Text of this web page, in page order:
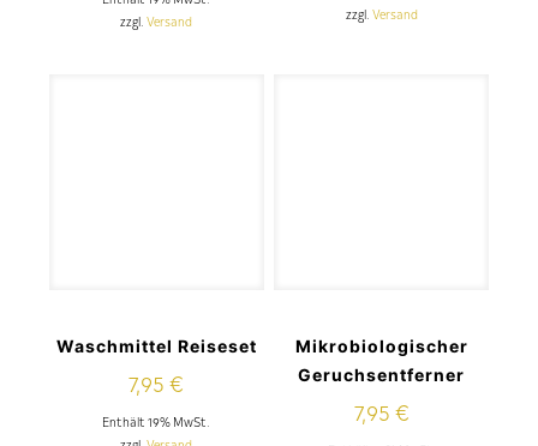
zzgl.Versand
zzgl. Versand
Waschmittel Reiseset
7,95€
Enthält 19% MwSt.
Mikrobiologischer
Geruchsentferner
7,95 €